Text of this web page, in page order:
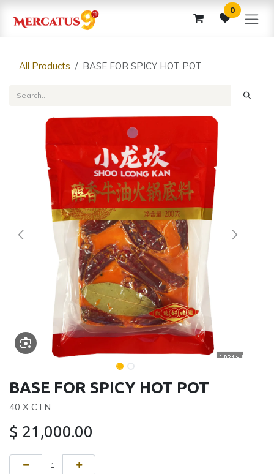
0
All Products BASE FOR SPICY HOT POT
BASE FOR SPICY HOT POT
40 X CTN
$ 21,000.00